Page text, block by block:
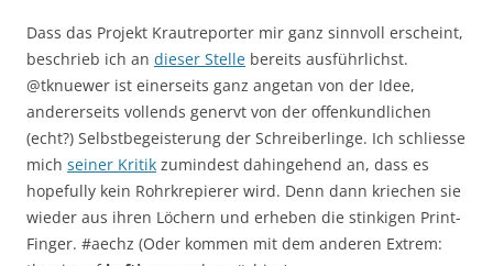
Dass das Projekt Krautreporter mir ganz sinnvoll erscheint,
beschrieb ich an dieser Stelle bereits ausführlichst.
@tknuewer ist einerseits ganz angetan von der Idee,
andererseits vollends genervt von der offenkundlichen
(echt?) Selbstbegeisterung der Schreiberlinge. Ich schliesse
mich seiner Kritik zumindest dahingehend an, dass es
hopefully kein Rohrkrepierer wird. Denn dann kriechen sie
wieder aus ihren Löchern und erheben die stinkigen Print-
Finger. #aechz (Oder kommen mit dem anderen Extrem: